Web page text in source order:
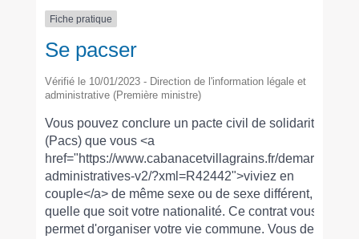
Fiche pratique
Se pacser
Vérifié le 10/01/2023 - Direction de l'information légale et
administrative (Première ministre)
Vous pouvez conclure un pacte civil de solidarité
(Pacs) que vous <a
href="https://www.cabanacetvillagrains.fr/demarches-
administratives-v2/?xml=R42442">viviez en
couple</a> de même sexe ou de sexe différent,
quelle que soit votre nationalité. Ce contrat vous
permet d'organiser votre vie commune. Vous devez